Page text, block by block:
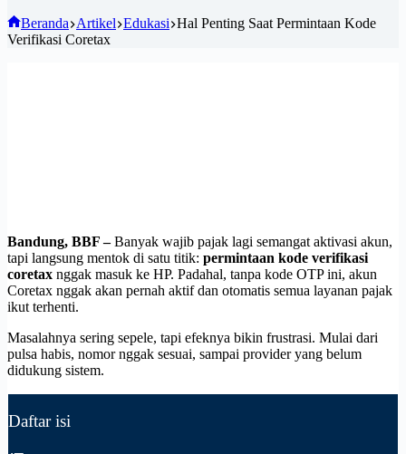
Beranda Artikel Edukasi Hal Penting Saat Permintaan Kode
Verifikasi Coretax
Bandung, BBF –Banyak wajib pajak lagi semangat aktivasi akun,
tapi langsung mentok di satu titik: permintaan kode verifikasi
coretax nggak masuk ke HP. Padahal, tanpa kode OTP ini, akun
Coretax nggak akan pernah aktif dan otomatis semua layanan pajak
ikut terhenti.
Masalahnya sering sepele, tapi efeknya bikin frustrasi. Mulai dari
pulsa habis, nomor nggak sesuai, sampai provider yang belum
didukung sistem.
Daftar isi